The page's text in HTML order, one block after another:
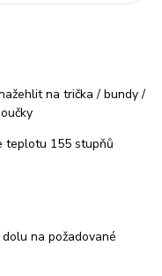
na trička / bundy /
teplotu 155 stupňů
na požadované